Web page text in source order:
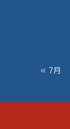
« 7月